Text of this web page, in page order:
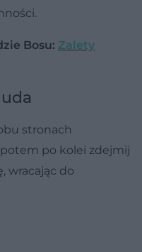
Bosu: Zalety
stronach
po kolei zdejmij
wracając do